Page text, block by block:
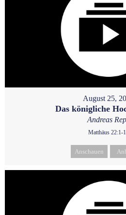
August 25,
Das königliche
Andreas
Matthäus 22:1-
Anschauen